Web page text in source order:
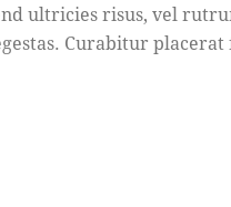
ultricies risus, vel
Curabitur placerat